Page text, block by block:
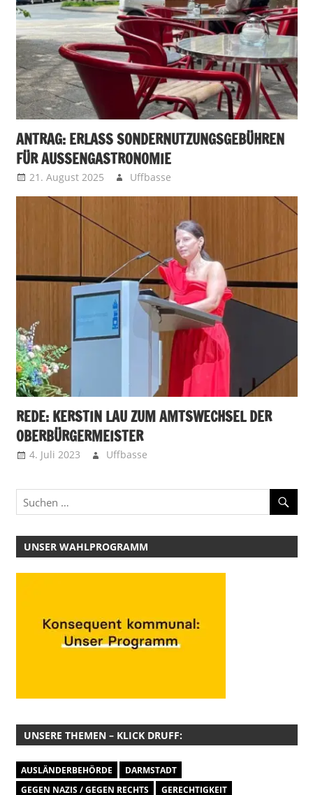
ANTRAG: ERLASS SONDERNUTZUNGSGEBÜHREN
FÜR AUSSENGASTRONOMIE
21. August 2025 Uffbasse
REDE: KERSTIN LAU ZUM AMTSWECHSEL DER
OBERBÜRGERMEISTER
4. Juli 2023 Uffbasse
UNSER WAHLPROGRAMM
UNSERE THEMEN – KLICK DRUFF:
AUSLÄNDERBEHÖRDE
DARMSTADT
GEGEN NAZIS / GEGEN RECHTS
GERECHTIGKEIT